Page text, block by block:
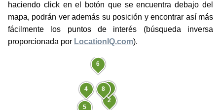
haciendo click en el botón que se encuentra debajo del
mapa, podrán ver además su posición y encontrar así más
fácilmente los puntos de interés (búsqueda inversa
proporcionada por LocationIQ.com).
2
3
4
5
6
8